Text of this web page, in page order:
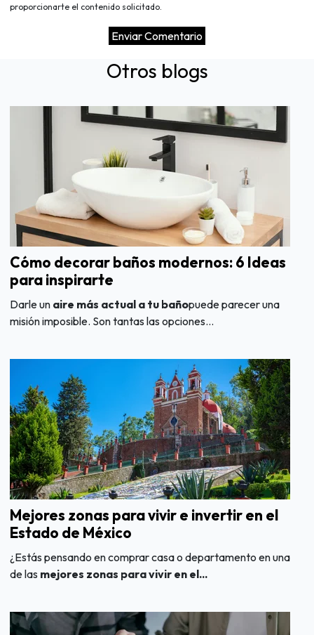
proporcionarte el contenido solicitado.
Otros blogs
Cómo decorar baños modernos: 6 Ideas
para inspirarte
Darle un aire más actual a tu bañopuede parecer una
misión imposible. Son tantas las opciones...
Mejores zonas para vivir e invertir en el
Estado de México
¿Estás pensando en comprar casa o departamento en una
de las mejores zonas para vivir en el...